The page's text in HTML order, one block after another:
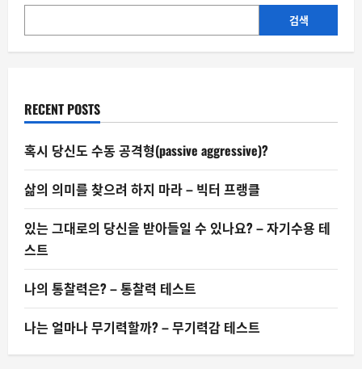
사
는
떻
는
가
검색
RECENT POSTS
혹시 당신도 수동 공격형(passive aggressive)?
삶의 의미를 찾으려 하지 마라 – 빅터 프랭클
있는 그대로의 당신을 받아들일 수 있나요? – 자기수용 테
스트
나의 통찰력은? – 통찰력 테스트
나는 얼마나 무기력할까? – 무기력감 테스트